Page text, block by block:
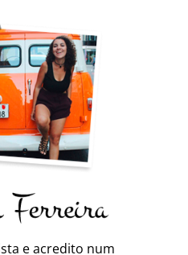
e acredito num